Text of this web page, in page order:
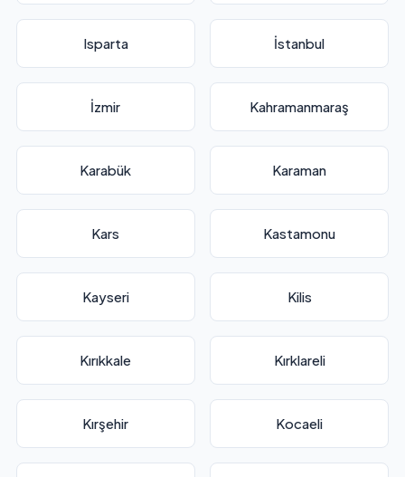
Isparta İstanbul
İzmir Kahramanmaraş
Karabük Karaman
Kars Kastamonu
Kayseri Kilis
Kırıkkale Kırklareli
Kırşehir Kocaeli